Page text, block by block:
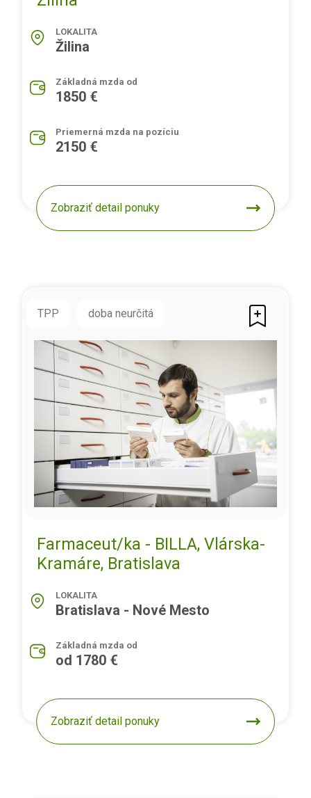
LOKALITA
Žilina
Základná mzda od
1850 €
Priemerná mzda na pozíciu
2150 €
Zobraziť detail ponuky
TPP doba neurčitá
Farmaceut/ka - BILLA, Vlárska-
Kramáre, Bratislava
LOKALITA
Bratislava - Nové Mesto
Základná mzda od
od 1780 €
Zobraziť detail ponuky